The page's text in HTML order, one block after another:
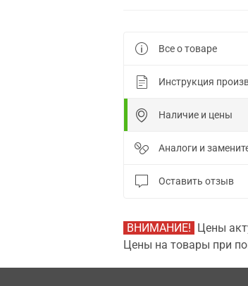
Все о товаре
Инструкция
Наличие и цены
Аналоги и
Оставить отзыв
ВНИМАНИЕ! Цены
Цены на товары при